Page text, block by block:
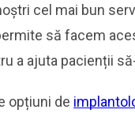
cel mai bun
să facem
a ajuta pacienții
opțiuni de